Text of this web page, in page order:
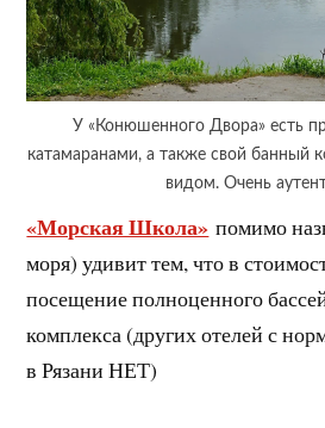
У «Конюшенного Двора» есть
катамаранами, а также свой банный
видом. Очень
«Морская Школа» помимо
моря) удивит тем, что в
посещение полноценного
комплекса (других отелей с
в Рязани НЕТ)